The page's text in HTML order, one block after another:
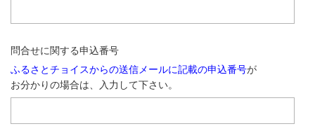
問合せに関する申込番号
ふるさとチョイスからの送信メールに記載の申込番号が
お分かりの場合は、入力して下さい。